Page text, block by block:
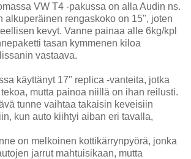
VW T4 -pakussa on alla Audin ns.
alkuperäinen rengaskoko on 15", joten
kevyt. Vanne painaa alle 6kg/kpl
tasan kymmenen kiloa
vastaava.
käyttänyt 17" replica -vanteita, jotka
mutta painoa niillä on ihan reilusti.
tunne vaihtaa takaisin keveisiin
kun auto kiihtyi aiban eri tavalla,
on melkoinen kottikärrynpyörä, jonka
jarrut mahtuisikaan, mutta